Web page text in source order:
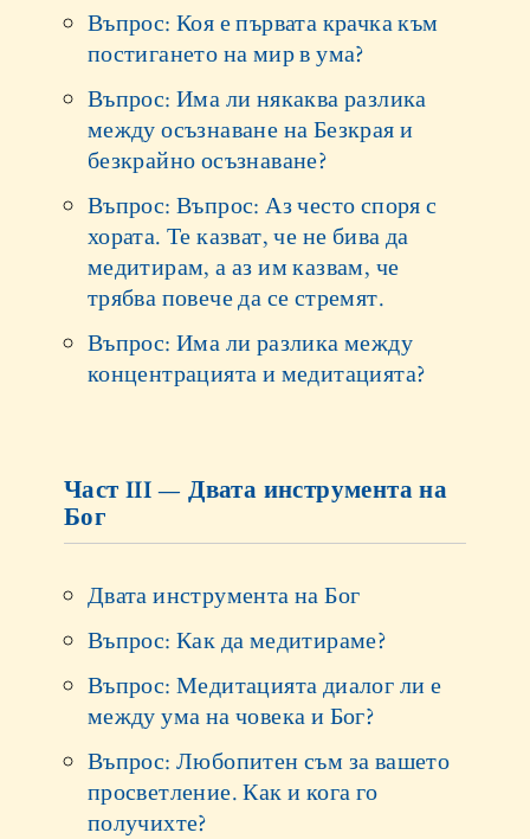
Въпрос: Коя е първата крачка към
постигането на мир в ума?
Въпрос: Има ли някаква разлика
между осъзнаване на Безкрая и
безкрайно осъзнаване?
Въпрос: Въпрос: Аз често споря с
хората. Те казват, че не бива да
медитирам, а аз им казвам, че
трябва повече да се стремят.
Въпрос: Има ли разлика между
концентрацията и медитацията?
Част III — Двата инструмента на
Бог
Двата инструмента на Бог
Въпрос: Как да медитираме?
Въпрос: Медитацията диалог ли е
между ума на човека и Бог?
Въпрос: Любопитен съм за вашето
просветление. Как и кога го
получихте?